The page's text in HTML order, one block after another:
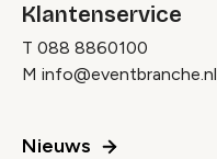
Klantenservice
T 088 8860100
M info@eventbranche.nl
Nieuws